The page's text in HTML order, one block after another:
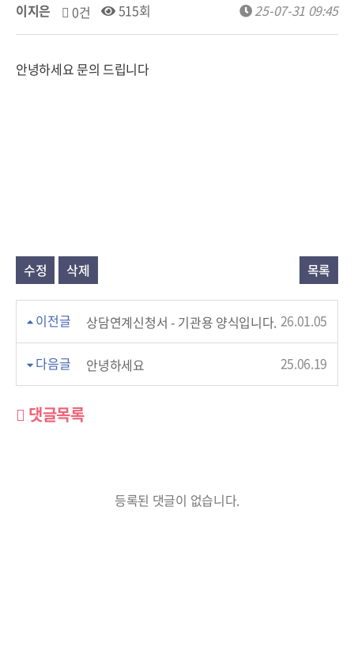
이지은 0건 515회 25-07-31 09:45
안녕하세요 문의 드립니다
수정 삭제 목록
이전글 상담연계신청서 - 기관용 양식입니다. 26.01.05
다음글 안녕하세요 25.06.19
댓글목록
등록된 댓글이 없습니다.